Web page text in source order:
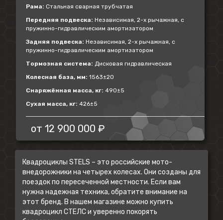
Рама: Стальная сварная трубчатая
Передняя подвеска: Независимая, 2-х рычажная, с
пружинно-гидравлическим амортизатором
Задняя подвеска: Независимая, 2-х рычажная, с
пружинно-гидравлическим амортизатором
Тормозная система: Дисковая гидравлическая
Колесная база, мм: 1563±20
Снаряжённая масса, кг: 490±5
Сухая масса, кг: 426±5
от 12 900 000 ₽
Квадроциклы STELS – это российские мото-
внедорожники на четырех колесах. Они созданы для
поездок по пересеченной местности. Если вам
нужна надежная техника, обратите внимание на
этот бренд. В нашем магазине можно купить
квадроцикл СТЕЛС и уверенно покорять